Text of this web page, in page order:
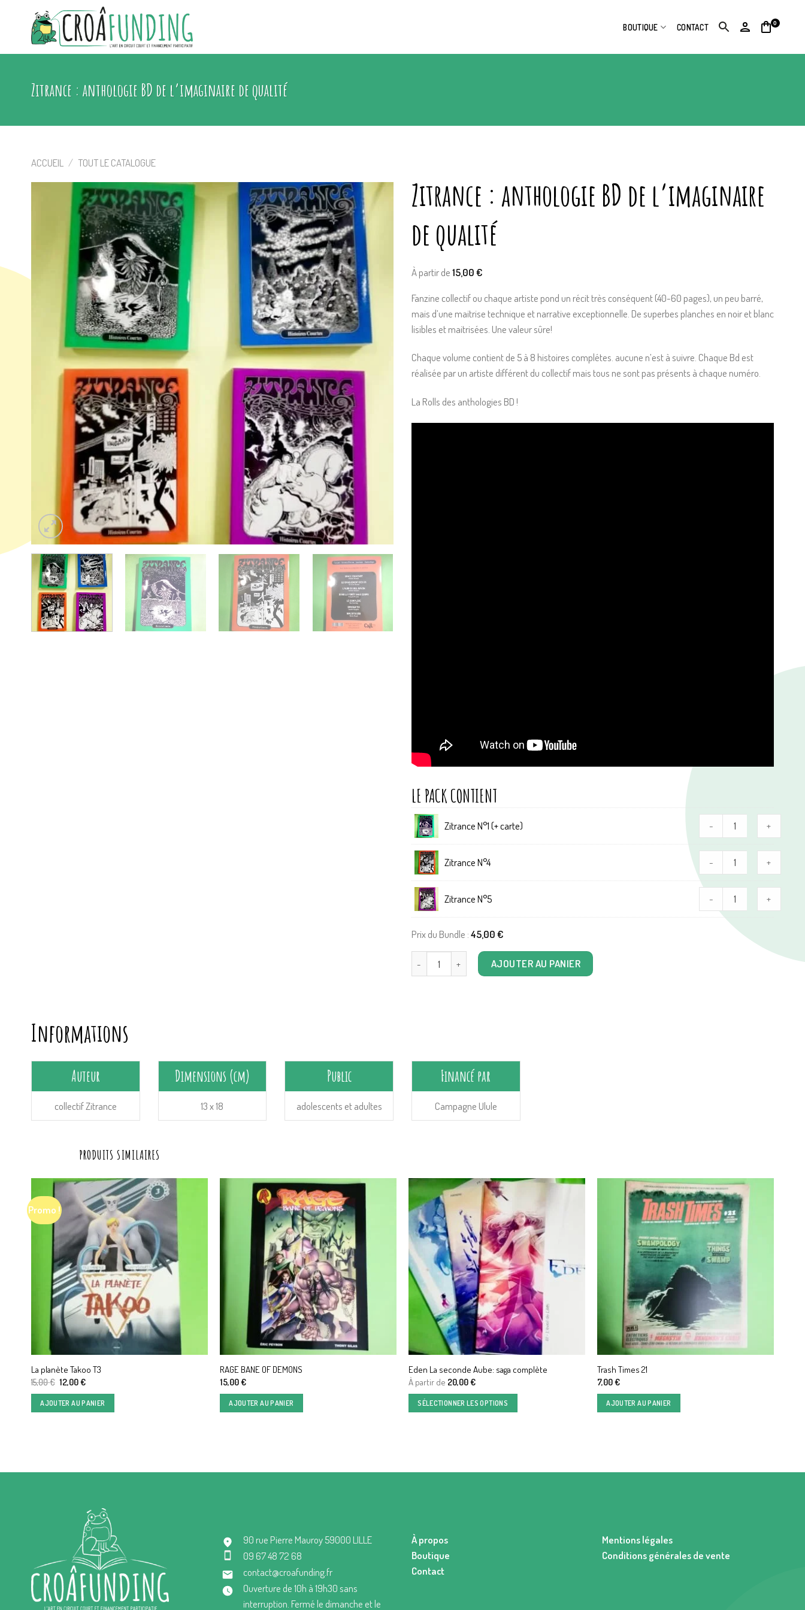
BOUTIQUE CONTACT 0
Zitrance : anthologie BD de l’imaginaire de qualité
ACCUEIL / TOUT LE CATALOGUE
Zitrance : anthologie BD de l’imaginaire
de qualité
À partir de15,00€
Fanzine collectif ou chaque artiste pond un récit très conséquent (40-60 pages), un peu barré,
mais d’une maitrise technique et narrative exceptionnelle. De superbes planches en noir et blanc
lisibles et maitrisées. Une valeur sûre!
Chaque volume contient de 5 à 8 histoires complétes. aucune n’est à suivre. Chaque Bd est
réalisée par un artiste différent du collectif mais tous ne sont pas présents à chaque numéro.
La Rolls des anthologies BD !
Zitrance N°1 (+ carte) - +
Zitrance N°4 - +
Zitrance N°5 - +
Prix du Bundle :45,00€
quantité de Zitrance : anthologie BD de l'imaginaire de qualité
AJOUTER AU PANIER
Informations
Auteur
collectif Zitrance
Dimensions (cm)
13 x 18
Public
adolescents et adultes
Financé par
Campagne Ulule
PRODUITS SIMILAIRES
Promo !
La planète Takoo T3
15,00€ Le
prix
initial
était :
12,00€Le
actuel
est :
AJOUTER AU PANIER
RAGE BANE OF DEMONS
15,00€
AJOUTER AU PANIER
Eden La seconde Aube: saga complète
À partir de 20,00€
SÉLECTIONNER LES OPTIONS
Trash Times 21
7,00€
AJOUTER AU PANIER
90 rue Pierre Mauroy 59000 LILLE
09 67 48 72 68
contact@croafunding.fr
Ouverture de 10h à 19h30 sans
interruption. Fermé le dimanche et le
À propos
Boutique
Contact
Mentions légales
Conditions générales de vente